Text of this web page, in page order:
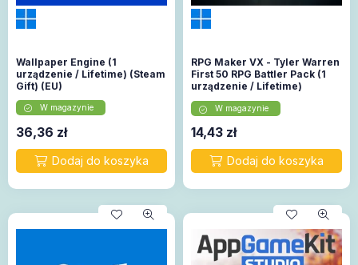
Wallpaper Engine (1
urządzenie / Lifetime) (Steam
Gift) (EU)
W magazynie
36,36 zł
RPG Maker VX - Tyler Warren
First 50 RPG Battler Pack (1
urządzenie / Lifetime)
W magazynie
14,43 zł